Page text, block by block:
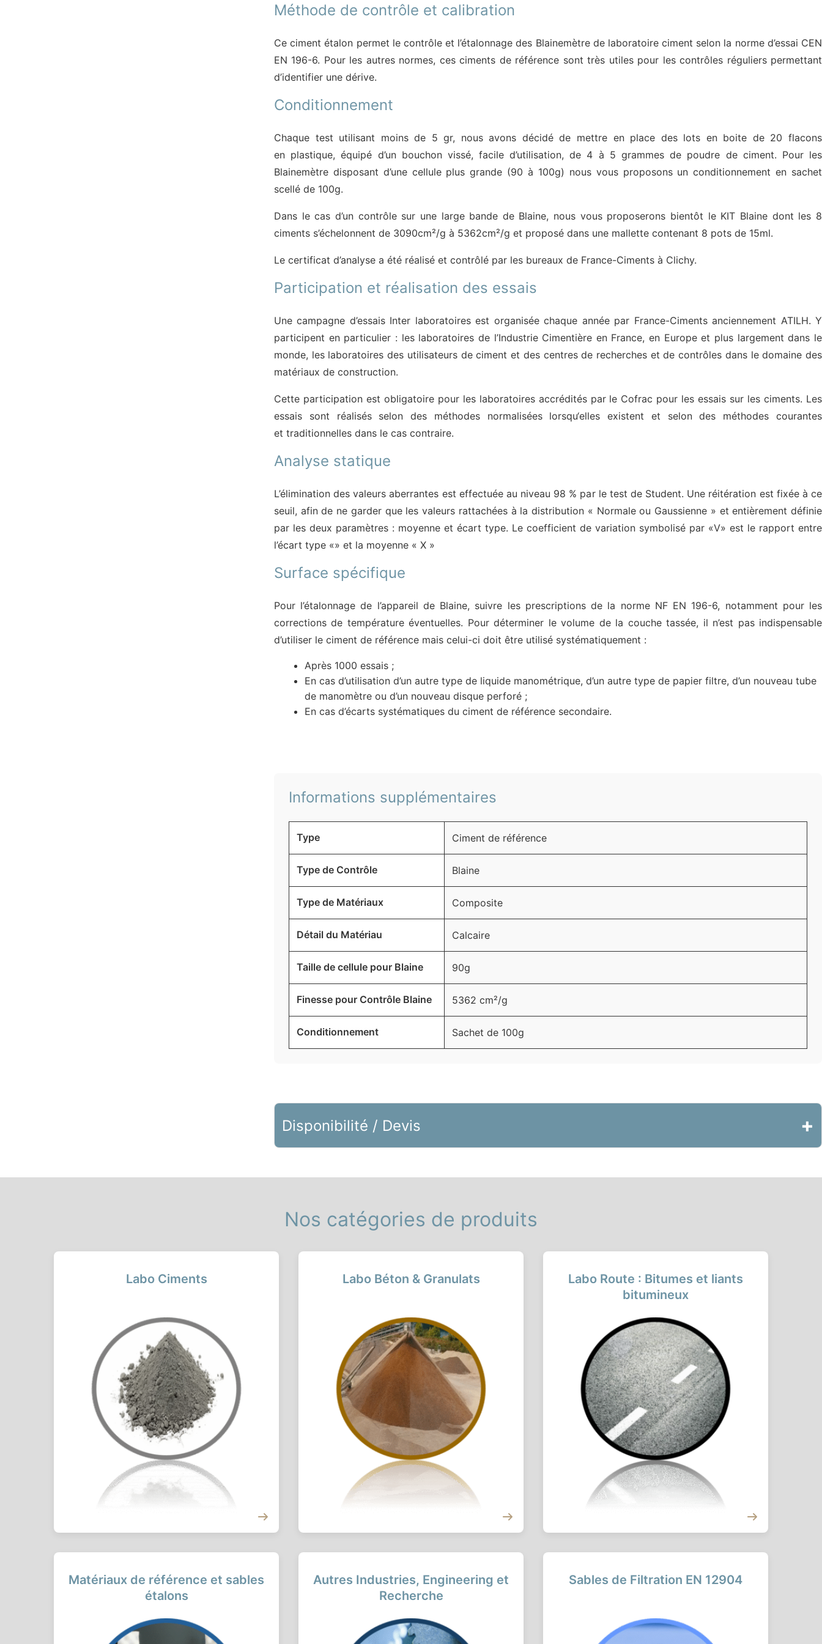
Méthode de contrôle et calibration
Ce ciment étalon permet le contrôle et l’étalonnage des Blainemètre de laboratoire ciment selon la norme d’essai CEN
EN 196-6. Pour les autres normes, ces ciments de référence sont très utiles pour les contrôles réguliers permettant
d’identifier une dérive.
Conditionnement
Chaque test utilisant moins de 5 gr, nous avons décidé de mettre en place des lots en boite de 20 flacons
en plastique, équipé d’un bouchon vissé, facile d’utilisation, de 4 à 5 grammes de poudre de ciment. Pour les
Blainemètre disposant d’une cellule plus grande (90 à 100g) nous vous proposons un conditionnement en sachet
scellé de 100g.
Dans le cas d’un contrôle sur une large bande de Blaine, nous vous proposerons bientôt le KIT Blaine dont les 8
ciments s’échelonnent de 3090cm²/g à 5362cm²/g et proposé dans une mallette contenant 8 pots de 15ml.
Le certificat d’analyse a été réalisé et contrôlé par les bureaux de France-Ciments à Clichy.
Participation et réalisation des essais
Une campagne d’essais Inter laboratoires est organisée chaque année par France-Ciments anciennement ATILH. Y
participent en particulier : les laboratoires de l’Industrie Cimentière en France, en Europe et plus largement dans le
monde, les laboratoires des utilisateurs de ciment et des centres de recherches et de contrôles dans le domaine des
matériaux de construction.
Cette participation est obligatoire pour les laboratoires accrédités par le Cofrac pour les essais sur les ciments. Les
essais sont réalisés selon des méthodes normalisées lorsqu‘elles existent et selon des méthodes courantes
et traditionnelles dans le cas contraire.
Analyse statique
L’élimination des valeurs aberrantes est effectuée au niveau 98 % par le test de Student. Une réitération est fixée à ce
seuil, afin de ne garder que les valeurs rattachées à la distribution « Normale ou Gaussienne » et entièrement définie
par les deux paramètres : moyenne et écart type. Le coefficient de variation symbolisé par «V» est le rapport entre
l’écart type «» et la moyenne « X »
Surface spécifique
Pour l’étalonnage de l’appareil de Blaine, suivre les prescriptions de la norme NF EN 196-6, notamment pour les
corrections de température éventuelles. Pour déterminer le volume de la couche tassée, il n’est pas indispensable
d’utiliser le ciment de référence mais celui-ci doit être utilisé systématiquement :
Après 1000 essais ;
En cas d’utilisation d’un autre type de liquide manométrique, d’un autre type de papier filtre, d’un nouveau tube
de manomètre ou d’un nouveau disque perforé ;
En cas d’écarts systématiques du ciment de référence secondaire.
Informations supplémentaires
Type Ciment de référence
Type de Contrôle Blaine
Type de Matériaux Composite
Détail du Matériau Calcaire
Taille de cellule pour Blaine 90g
Finesse pour Contrôle Blaine 5362 cm²/g
Conditionnement Sachet de 100g
Disponibilité / Devis +
Nos catégories de produits
Labo Ciments Labo Béton & Granulats
Labo Route : Bitumes et liants
bitumineux
Matériaux de référence et sables
étalons
Autres Industries, Engineering et
Recherche
Sables de Filtration EN 12904